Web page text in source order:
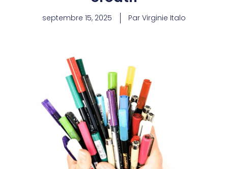
septembre 15, 2025 Par Virginie Italo